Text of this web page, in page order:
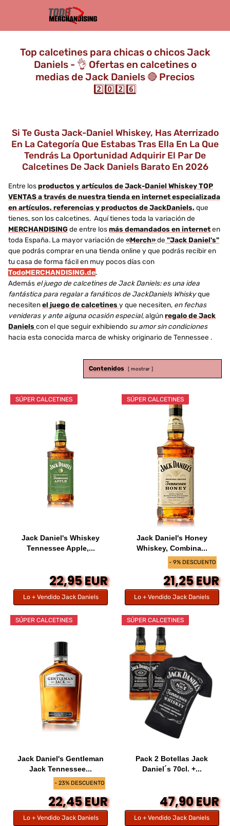
Top calcetines para chicas o chicos Jack
Daniels - 👌 Ofertas en calcetines o
medias de Jack Daniels 🔴 Precios
2️⃣0️⃣2️⃣6️⃣
Si Te Gusta Jack-Daniel Whiskey, Has Aterrizado
En La Categoría Que Estabas Tras Ella En La Que
Tendrás La Oportunidad Adquirir El Par De
Calcetines De Jack Daniels Barato En 2026
Entre losproductos y artículos de Jack-Daniel Whiskey TOP
VENTAS a través de nuestra tienda en internet especializada
en artículos, referencias y productos de JackDaniels, que
tienes, son los calcetines. Aquí tienes toda la variación de
MERCHANDISINGde entre losmás demandados en interneten
toda España. La mayor variación de «Merch»de "Jack Daniel's"
que podrás comprar en una tienda online y que podrás recibir en
tu casa de forma fácil en muy pocos días con
TodoMERCHANDISING.de.
Además el juego de calcetines de Jack Daniels: es una idea
fantástica para regalar a fanáticos de JackDaniels Whiskyque
necesitenel juego de calcetines y que necesiten, en fechas
venideras y ante alguna ocasión especial, algúnregalo de Jack
Daniels con el que seguir exhibiendo su amor sin condiciones
hacia esta conocida marca de whisky originario de Tennessee .
Contenidos mostrar
SÚPER CALCETINES
Jack Daniel's Whiskey
Tennessee Apple,...
22,95 EUR
Lo + Vendido Jack Daniels
- 9% DESCUENTO
SÚPER CALCETINES
Jack Daniel's Honey
Whiskey, Combina...
21,25 EUR
Lo + Vendido Jack Daniels
- 23% DESCUENTO
SÚPER CALCETINES
Jack Daniel's Gentleman
Jack Tennessee...
22,45 EUR
Lo + Vendido Jack Daniels
SÚPER CALCETINES
Pack 2 Botellas Jack
Daniel´s 70cl. +...
47,90 EUR
Lo + Vendido Jack Daniels